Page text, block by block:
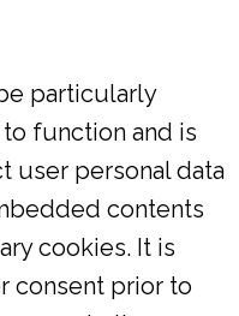
particularly
function and is
user personal data
contents
cookies. It is
consent prior to